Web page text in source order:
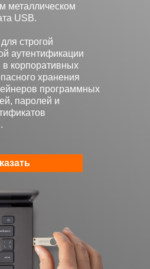
металлическом
USB.
строгой
аутентификации
в корпоративных
хранения
программных
паролей и